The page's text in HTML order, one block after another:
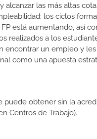
las más altas
los ciclos
está aumentando, así
realizados a los
encontrar un empleo y
como una apuesta
obtener sin la
Centros de Trabajo).